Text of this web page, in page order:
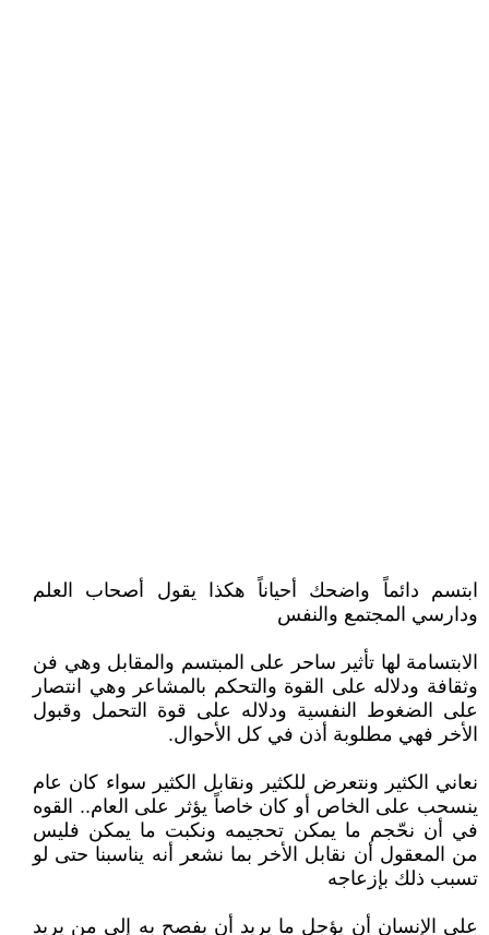
ابتسم دائماً واضحك أحياناً هكذا يقول أصحاب العلم
ودارسي المجتمع والنفس
الابتسامة لها تأثير ساحر على المبتسم والمقابل وهي فن
وثقافة ودلاله على القوة والتحكم بالمشاعر وهي انتصار
على الضغوط النفسية ودلاله على قوة التحمل وقبول
الأخر فهي مطلوبة أذن في كل الأحوال.
نعاني الكثير ونتعرض للكثير ونقابل الكثير سواء كان عام
ينسحب على الخاص أو كان خاصاً يؤثر على العام.. القوه
في أن نحّجم ما يمكن تحجيمه ونكبت ما يمكن فليس
من المعقول أن نقابل الأخر بما نشعر أنه يناسبنا حتى لو
تسبب ذلك بإزعاجه
على الإنسان أن يؤجل ما يريد أن يفصح به إلى من يريد